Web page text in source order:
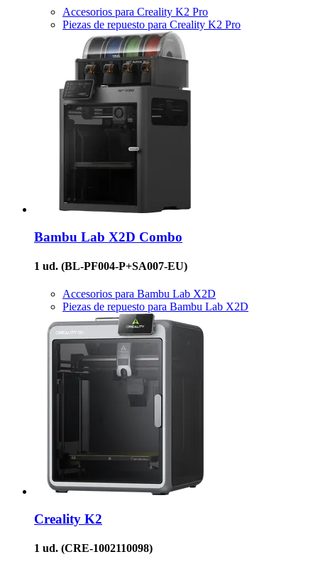
Accesorios para Creality K2 Pro
Piezas de repuesto para Creality K2 Pro
Bambu Lab X2D Combo
1 ud. (BL-PF004-P+SA007-EU)
Accesorios para Bambu Lab X2D
Piezas de repuesto para Bambu Lab X2D
Creality K2
1 ud. (CRE-1002110098)